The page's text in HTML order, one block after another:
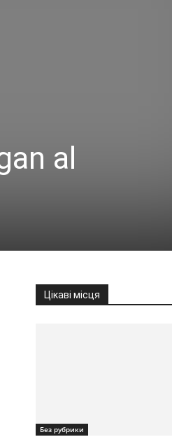
al
Цікаві місця
Без рубрики